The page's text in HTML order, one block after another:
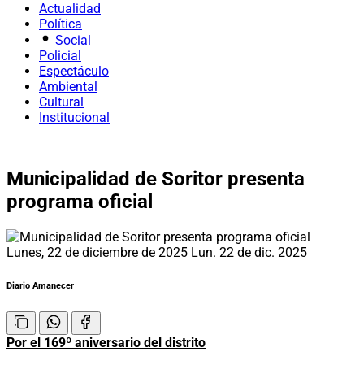
Actualidad
Política
Social
Policial
Espectáculo
Ambiental
Cultural
Institucional
Municipalidad de Soritor presenta
programa oficial
Lunes, 22 de diciembre de 2025 Lun. 22 de dic. 2025
Diario Amanecer
Por el 169º aniversario del distrito